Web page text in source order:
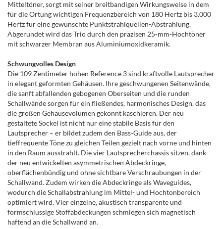
Mitteltöner, sorgt mit seiner breitbandigen Wirkungsweise in dem
für die Ortung wichtigen Frequenzbereich von 180 Hertz bis 3.000
Hertz für eine gewünschte Punktstrahlquellen-Abstrahlung.
Abgerundet wird das Trio durch den präzisen 25-mm-Hochtöner
mit schwarzer Membran aus Aluminiumoxidkeramik.
Schwungvolles Design
Die 109 Zentimeter hohen Reference 3 sind kraftvolle Lautsprecher
in elegant geformten Gehäusen. Ihre geschwungenen Seitenwände,
die sanft abfallenden gebogenen Oberseiten und die runden
Schallwände sorgen für ein fließendes, harmonisches Design, das
die großen Gehäusevolumen gekonnt kaschieren. Der neu
gestaltete Sockel ist nicht nur eine stabile Basis für den
Lautsprecher – er bildet zudem den Bass-Guide aus, der
tieffrequente Töne zu gleichen Teilen gezielt nach vorne und hinten
in den Raum ausstrahlt. Die vier Lautsprecherchassis sitzen, dank
der neu entwickelten asymmetrischen Abdeckringe,
oberflächenbündig und ohne sichtbare Verschraubungen in der
Schallwand. Zudem wirken die Abdeckringe als Waveguides,
wodurch die Schallabstrahlung im Mittel- und Hochtonbereich
optimiert wird. Vier einzelne, akustisch transparente und
formschlüssige Stoffabdeckungen schmiegen sich magnetisch
haftend an die Schallwand an.